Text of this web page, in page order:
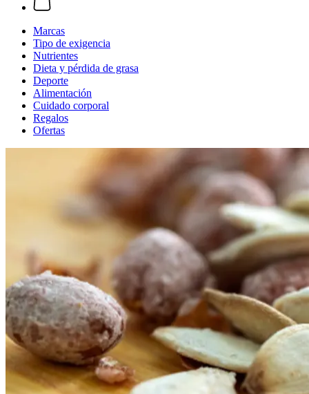
Marcas
Tipo de exigencia
Nutrientes
Dieta y pérdida de grasa
Deporte
Alimentación
Cuidado corporal
Regalos
Ofertas